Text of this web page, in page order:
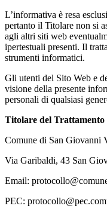
L’informativa è resa
pertanto il Titolare non si
agli altri siti web
ipertestuali presenti. Il
strumenti informatici.
Gli utenti del Sito Web e
visione della presente
personali di qualsiasi
Titolare del Trattamento
Comune di San Giovanni
Via Garibaldi, 43 San
Email:
PEC: